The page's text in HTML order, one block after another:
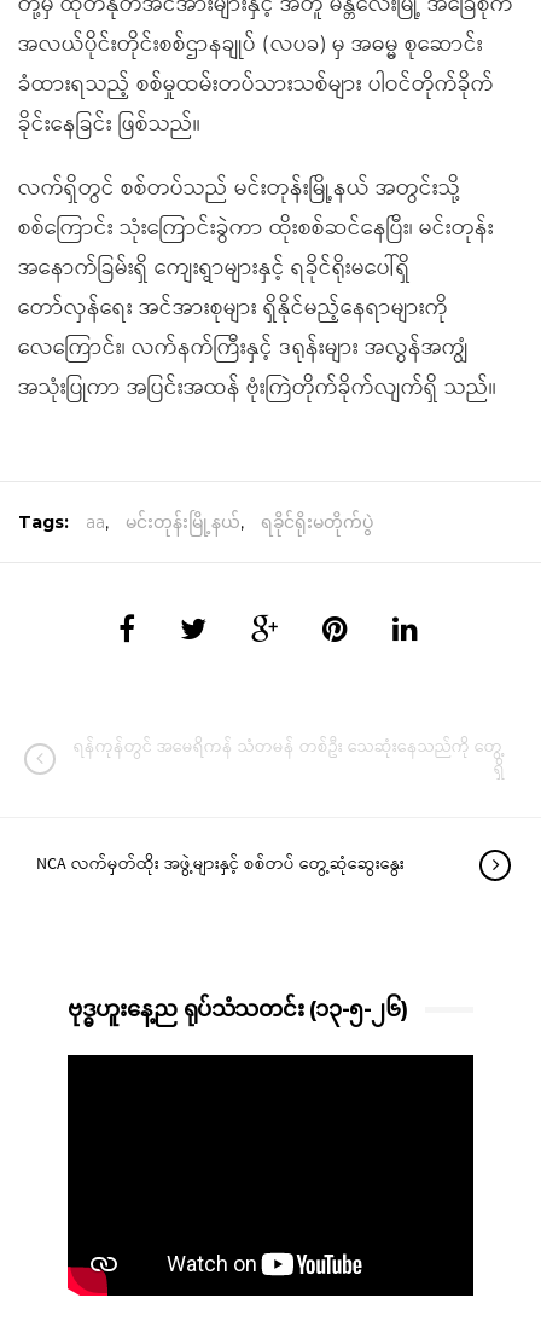
အလယ်ပိုင်းတိုင်းစစ်ဌာနချုပ် (လပခ) မှ အဓမ္မ စုဆောင်း
ခံထားရသည့် စစ်မှုထမ်းတပ်သားသစ်များ ပါဝင်တိုက်ခိုက်
ခိုင်းနေခြင်း ဖြစ်သည်။
လက်ရှိတွင် စစ်တပ်သည် မင်းတုန်းမြို့နယ် အတွင်းသို့
စစ်ကြောင်း သုံးကြောင်းခွဲကာ ထိုးစစ်ဆင်နေပြီး၊ မင်းတုန်း
အနောက်ခြမ်းရှိ ကျေးရွာများနှင့် ရခိုင်ရိုးမပေါ်ရှိ
တော်လှန်ရေး အင်အားစုများ ရှိနိုင်မည့်နေရာများကို
လေကြောင်း၊ လက်နက်ကြီးနှင့် ဒရုန်းများ အလွန်အကျွံ
အသုံးပြုကာ အပြင်းအထန် ဗုံးကြဲတိုက်ခိုက်လျက်ရှိ သည်။
Tags: aa, မင်းတုန်းမြို့နယ်, ရခိုင်ရိုးမတိုက်ပွဲ
ရန်ကုန်တွင် အမေရိကန် သံတမန် တစ်ဦး သေဆုံးနေသည်ကို တွေ့
ရှိ
NCA လက်မှတ်ထိုး အဖွဲ့များနှင့် စစ်တပ် တွေ့ဆုံဆွေးနွေး
ဗုဒ္ဓဟူးနေ့ည ရုပ်သံသတင်း (၁၃-၅-၂၆)